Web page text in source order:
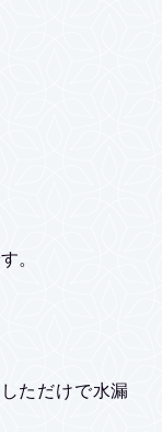
。
ただけで水漏